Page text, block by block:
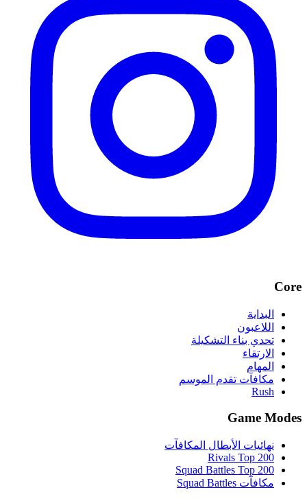
Core
البداية
اللاعبون
تحدي بناء التشكيلة
الارتقاء
المهام
مكافآت تقدم الموسم
Rush
Game Modes
نهائيات الأبطال المكافآت
Rivals Top 200
Squad Battles Top 200
مكافآت Squad Battles